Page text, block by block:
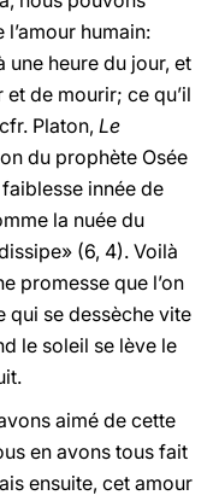
humain:
heure du jour, et
de mourir; ce qu’il
Platon, Le
du prophète Osée
innée de
la nuée du
(6, 4). Voilà
promesse que l’on
qui se dessèche vite
le soleil se lève le
aimé de cette
en avons tous fait
ensuite, cet amour